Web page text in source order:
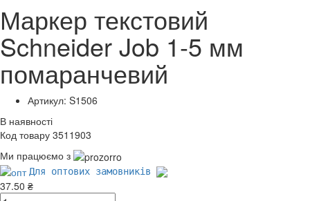
Маркер текстовий
Schneider Job 1-5 мм
помаранчевий
Артикул: S1506
В наявності
Код товару 3511903
Ми працюємо з
Для оптових замовників
37.50 ₴